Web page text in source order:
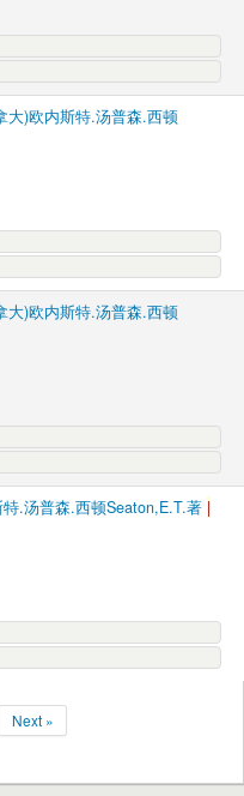
大)欧内斯特.汤普森.西顿
大)欧内斯特.汤普森.西顿
.汤普森.西顿Seaton,E.T.著 |
Next »